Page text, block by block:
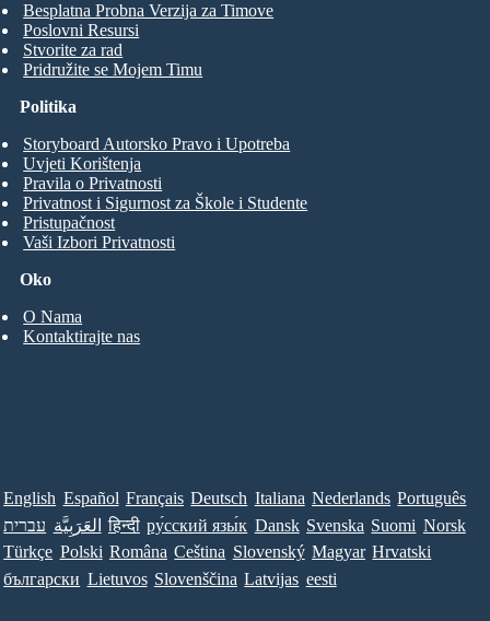
Besplatna Probna Verzija za Timove
Poslovni Resursi
Stvorite za rad
Pridružite se Mojem Timu
Oko
O Nama
Kontaktirajte nas
Politika
Storyboard Autorsko Pravo i Upotreba
Uvjeti Korištenja
Pravila o Privatnosti
Privatnost i Sigurnost za Škole i Studente
Pristupačnost
Vaši Izbori Privatnosti
English Español Français Deutsch Italiana Nederlands Português
עברית العَرَبِيَّة हिन्दी ру́сский язы́к Dansk Svenska Suomi Norsk
Türkçe Polski Româna Ceština Slovenský Magyar Hrvatski
български Lietuvos Slovenščina Latvijas eesti